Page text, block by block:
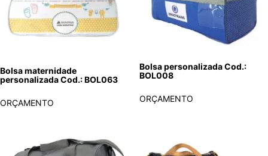
Bolsa maternidade
personalizada Cod.: BOL063
ORÇAMENTO
Bolsa personalizada Cod.:
BOL008
ORÇAMENTO